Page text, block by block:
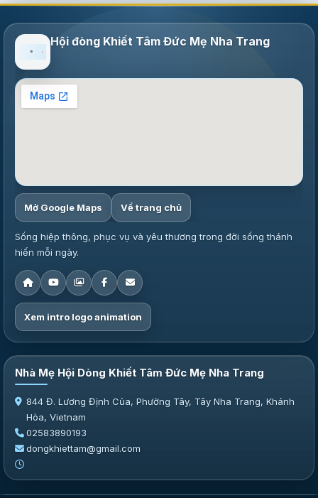
Hội đòng Khiết Tâm Đức Mẹ Nha Trang
Mở Google Maps Về trang chủ
Sống hiệp thông, phục vụ và yêu thương trong đời sống thánh
hiến mỗi ngày.
Xem intro logo animation
Nhà Mẹ Hội Dòng Khiết Tâm Đức Mẹ Nha Trang
844 Đ. Lương Định Của, Phường Tây, Tây Nha Trang, Khánh
Hòa, Vietnam
02583890193
dongkhiettam@gmail.com